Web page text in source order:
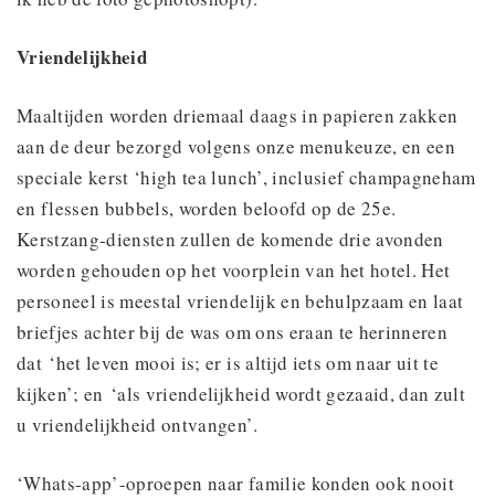
Vriendelijkheid
Maaltijden worden driemaal daags in papieren zakken
aan de deur bezorgd volgens onze menukeuze, en een
speciale kerst ‘high tea lunch’, inclusief champagneham
en flessen bubbels, worden beloofd op de 25e.
Kerstzang-diensten zullen de komende drie avonden
worden gehouden op het voorplein van het hotel. Het
personeel is meestal vriendelijk en behulpzaam en laat
briefjes achter bij de was om ons eraan te herinneren
dat ‘het leven mooi is; er is altijd iets om naar uit te
kijken’; en ‘als vriendelijkheid wordt gezaaid, dan zult
u vriendelijkheid ontvangen’.
‘Whats-app’-oproepen naar familie konden ook nooit